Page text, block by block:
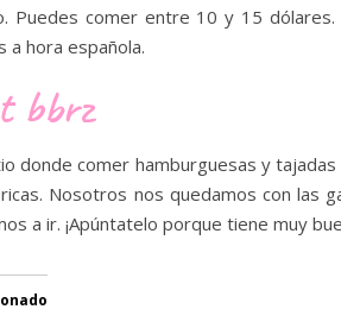
Puedes comer entre 10 y 15
a hora española.
bbrz
donde comer hamburguesas y
Nosotros nos quedamos con las
a ir. ¡Apúntatelo porque tiene muy